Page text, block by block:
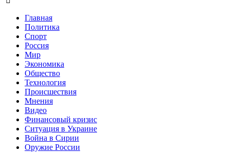
Главная
Политика
Спорт
Россия
Мир
Экономика
Общество
Технология
Происшествия
Мнения
Видео
Финансовый кризис
Ситуация в Украине
Война в Сирии
Оружие России